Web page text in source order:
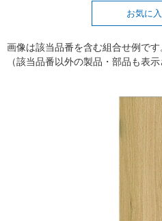
お気に
画像は該当品番を含む組合せ例です
（該当品番以外の製品・部品も表示